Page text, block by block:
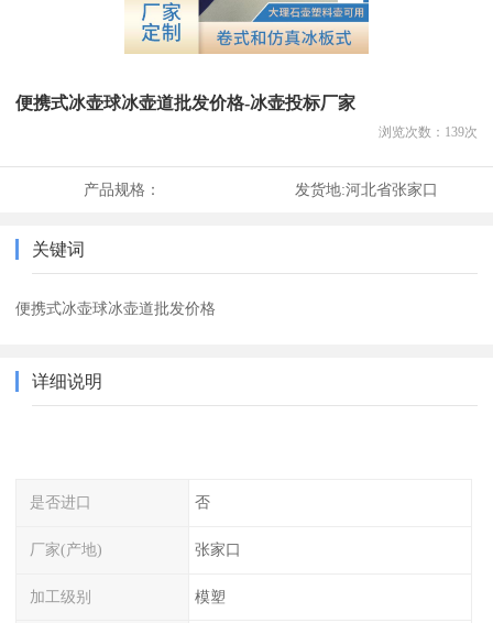
便携式冰壶球冰壶道批发价格-冰壶投标厂家
浏览次数： 139次
产品规格： 发货地:河北省张家口
关键词
便携式冰壶球冰壶道批发价格
详细说明
是否进口 否
厂家(产地) 张家口
加工级别 模塑